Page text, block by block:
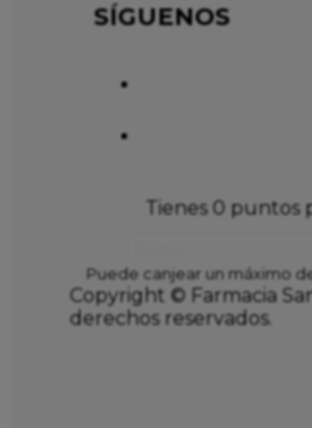
SÍGUENOS
Tienes 0 puntos
Puede canjear un máximo
Copyright © Farmacia
derechos reservados.